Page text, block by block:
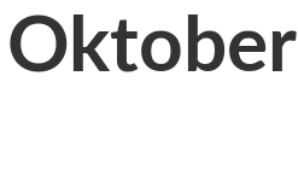
Oktober